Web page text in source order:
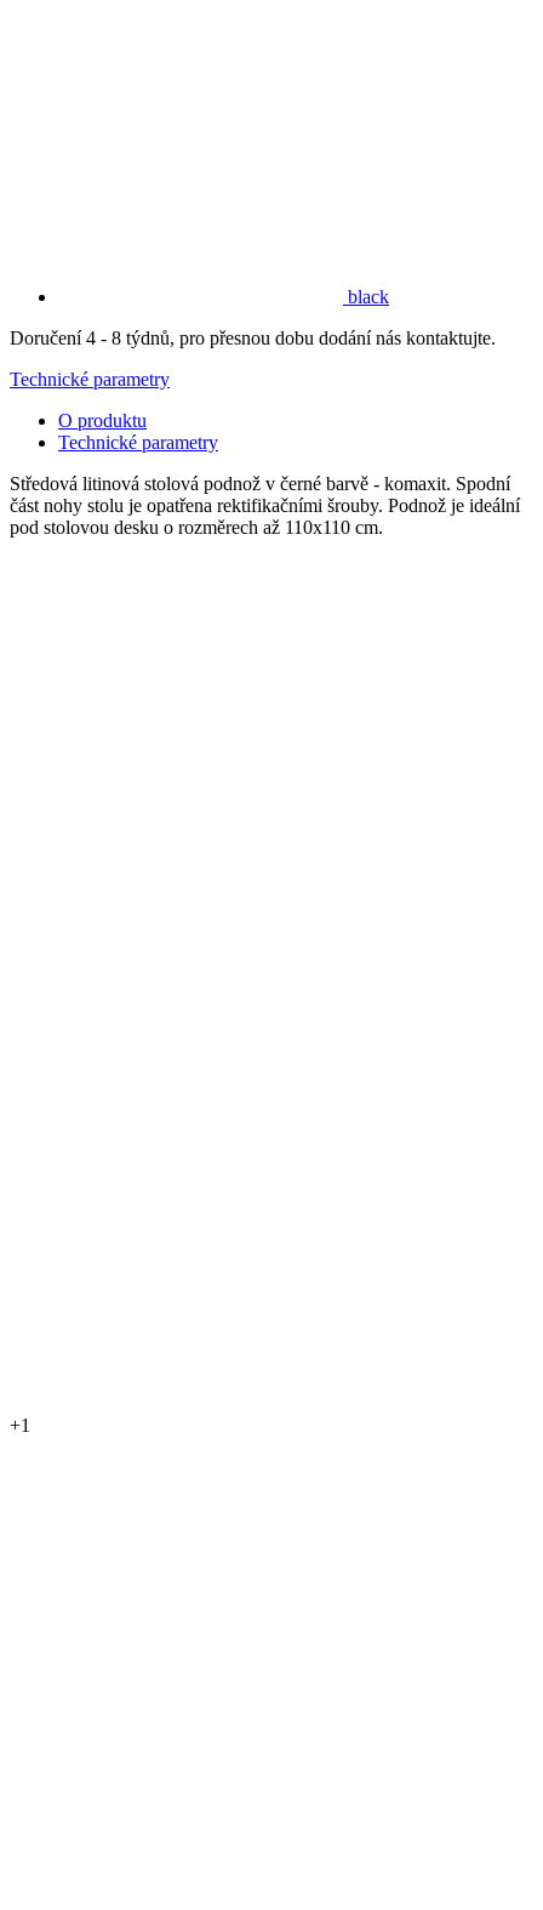
black
Doručení 4 - 8 týdnů, pro přesnou dobu dodání nás kontaktujte.
Technické parametry
O produktu
Technické parametry
Středová litinová stolová podnož v černé barvě - komaxit. Spodní
část nohy stolu je opatřena rektifikačními šrouby. Podnož je ideální
pod stolovou desku o rozměrech až 110x110 cm.
+1